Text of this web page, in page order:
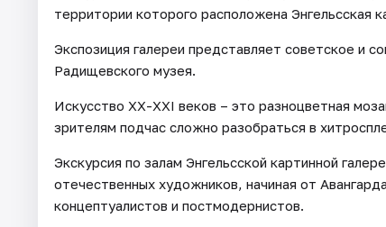
территории которого расположена Энгельсская
Экспозиция галереи представляет советское и
Радищевского музея.
Искусство ХХ-XXI веков – это разноцветная
зрителям подчас сложно разобраться в
Экскурсия по залам Энгельсской картинной
отечественных художников, начиная от
концептуалистов и постмодернистов.